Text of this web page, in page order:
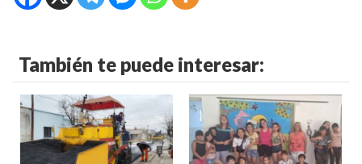
También te puede interesar: